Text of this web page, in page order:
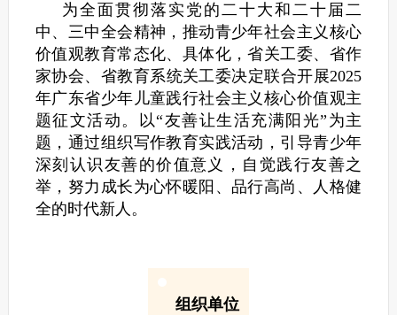
为全面贯彻落实党的二十大和二十届二
中、三中全会精神，推动青少年社会主义核心
价值观教育常态化、具体化，省关工委、省作
家协会、省教育系统关工委决定联合开展2025
年广东省少年儿童践行社会主义核心价值观主
题征文活动。以“友善让生活充满阳光”为主
题，通过组织写作教育实践活动，引导青少年
深刻认识友善的价值意义，自觉践行友善之
举，努力成长为心怀暖阳、品行高尚、人格健
全的时代新人。
组织单位